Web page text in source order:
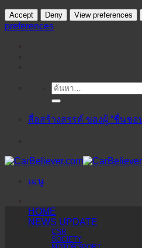
Accept Deny View preferences
preferences
ค้นหา:
สื่อสร้างสรรค์ ของผู้ “ชื่นชอ
เมนู
HOME
NEWS UPDATE
CSR
SOCIETY